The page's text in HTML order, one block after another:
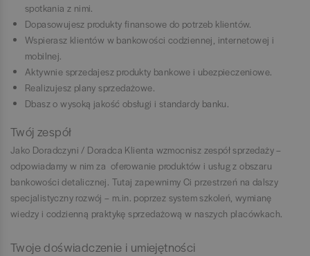
spotkania z nimi.
Dopasowujesz produkty finansowe do potrzeb klientów.
Wspierasz klientów w bankowości codziennej, internetowej i
mobilnej.
Aktywnie sprzedajesz produkty bankowe i ubezpieczeniowe.
Realizujesz plany sprzedażowe.
Dbasz o wysoką jakość obsługi i standardy banku.
Twój zespół
Jako Doradczyni / Doradca Klienta wzmocnisz zespół sprzedaży –
odpowiadamy w nim za oferowanie produktów i usług z obszaru
bankowości detalicznej. Tutaj zapewnimy Ci przestrzeń na dalszy
specjalistyczny rozwój – m.in. poprzez system szkoleń, wymianę
wiedzy i codzienną praktykę sprzedażową w naszych placówkach.
Twoje doświadczenie i umiejętności